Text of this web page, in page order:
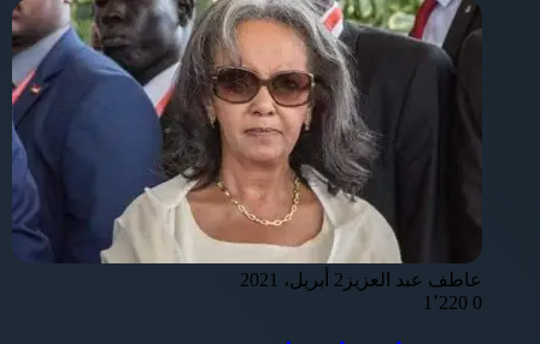
عاطف عبد العزيز 2 أبريل، 2021
0